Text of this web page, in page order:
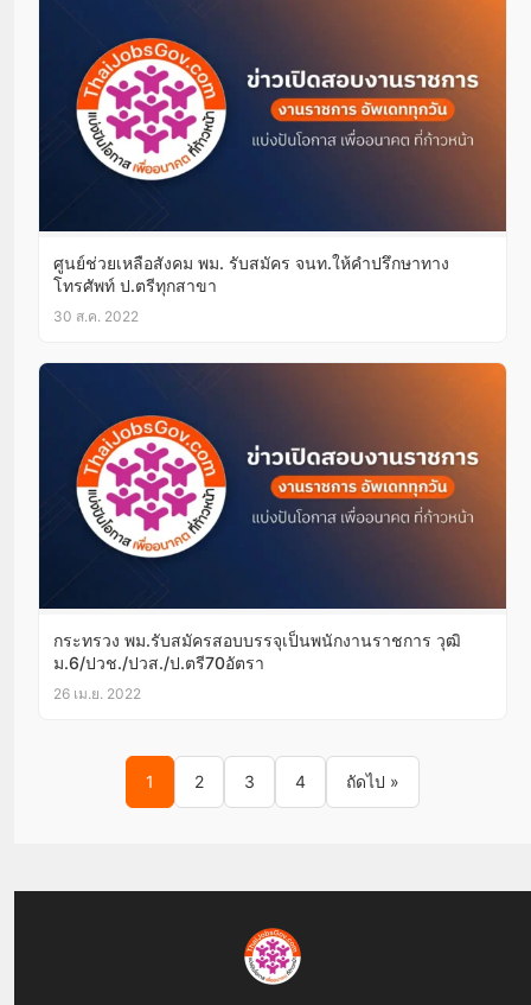
ศูนย์ช่วยเหลือสังคม พม. รับสมัคร จนท.ให้คำปรึกษาทาง
โทรศัพท์ ป.ตรีทุกสาขา
30 ส.ค. 2022
กระทรวง พม.รับสมัครสอบบรรจุเป็นพนักงานราชการ วุฒิ
ม.6/ปวช./ปวส./ป.ตรี70อัตรา
26 เม.ย. 2022
Posts pagination
1 2 3 4 ถัดไป »